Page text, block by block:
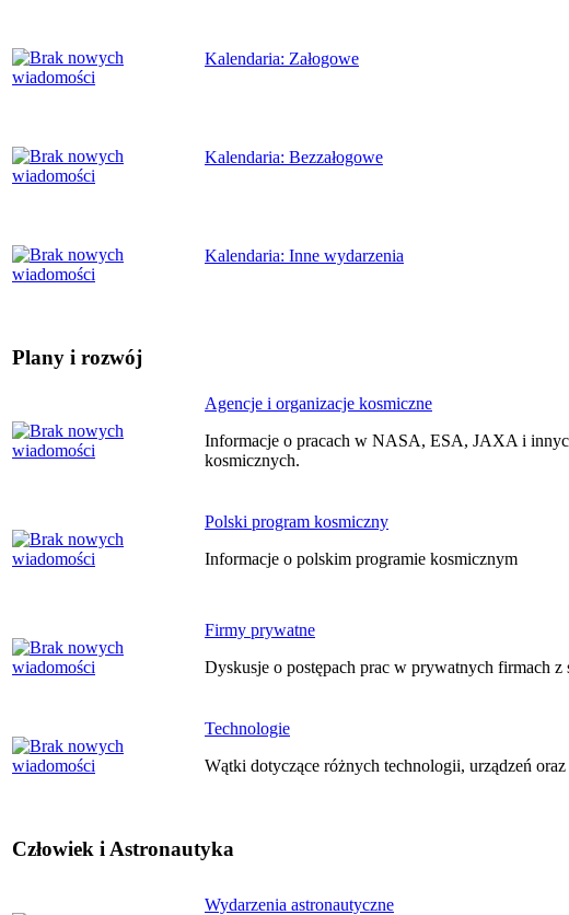
Kalendaria: Załogowe
Kalendaria: Bezzałogowe
Kalendaria: Inne wydarzenia
Plany i rozwój
Agencje i organizacje kosmiczne
Informacje o pracach w NASA, ESA, JAXA i
kosmicznych.
Polski program kosmiczny
Informacje o polskim programie kosmicznym
Firmy prywatne
Dyskusje o postępach prac w prywatnych firmach z
Technologie
Wątki dotyczące różnych technologii, urządzeń
Człowiek i Astronautyka
Wydarzenia astronautyczne